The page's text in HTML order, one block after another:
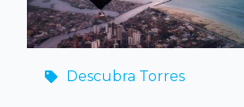
Descubra Torres